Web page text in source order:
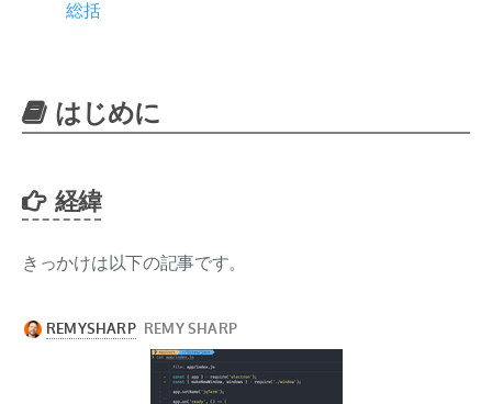
総括
はじめに
経緯
きっかけは以下の記事です。